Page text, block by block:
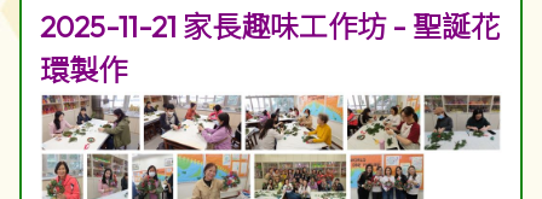
2025-11-21 家長趣味工作坊 - 聖誕花
環製作